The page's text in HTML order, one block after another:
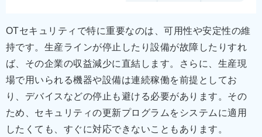
OTセキュリティで特に重要なのは、可用性や安定性の維
持です。生産ラインが停止したり設備が故障したりすれ
ば、その企業の収益減少に直結します。さらに、生産現
場で用いられる機器や設備は連続稼働を前提としてお
り、デバイスなどの停止も避ける必要があります。その
ため、セキュリティの更新プログラムをシステムに適用
したくても、すぐに対応できないこともあります。